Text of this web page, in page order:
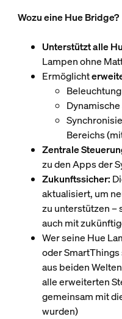
Wozu eine Hue Bridge?
Unterstützt alle
Lampen ohne
Ermöglicht
Bereichs
Zentrale
zu den Apps der
Zukunftssicher:
aktualisiert, um
zu unterstützen –
auch mit
Wer seine Hue
oder
aus beiden
alle erweiterten
gemeinsam mit
wurden)